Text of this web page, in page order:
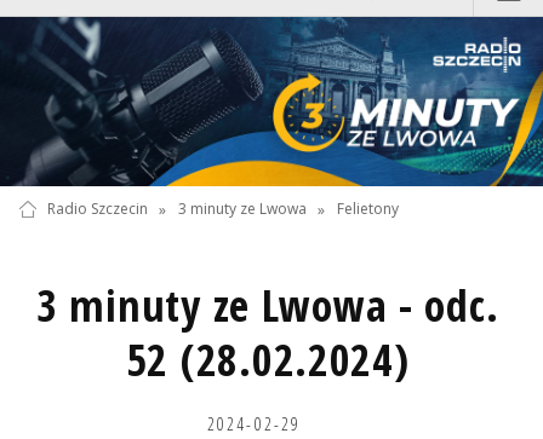
Radio Szczecin » 3 minuty ze Lwowa » Felietony
3 minuty ze Lwowa - odc.
52 (28.02.2024)
2024-02-29